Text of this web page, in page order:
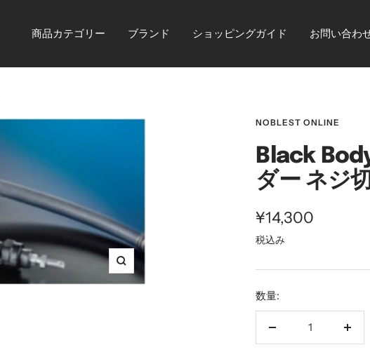
商品カテゴリー ブランド ショッピングガイド お問い合わ
ズ
ー
NOBLEST ONLINE
Black
ダー ネジ
セ
ー
ル
価
格
¥14,300
税込み
数量:
数